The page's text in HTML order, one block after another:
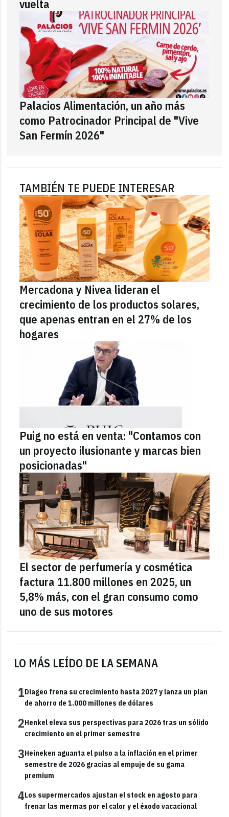
LO MÁS LEÍDO DE LA SEMANA
1Diageo frena su crecimiento hasta 2027 y lanza un plan
de ahorro de 1.000 millones de dólares
2Henkel eleva sus perspectivas para 2026 tras un sólido
crecimiento en el primer semestre
3Heineken aguanta el pulso a la inflación en el primer
semestre de 2026 gracias al empuje de su gama
premium
4Los supermercados ajustan el stock en agosto para
frenar las mermas por el calor y el éxodo vacacional
vuelta
Palacios Alimentación, un año más
como Patrocinador Principal de "Vive
San Fermín 2026"
TAMBIÉN TE PUEDE INTERESAR
Mercadona y Nivea lideran el
crecimiento de los productos solares,
que apenas entran en el 27% de los
hogares
Puig no está en venta: "Contamos con
un proyecto ilusionante y marcas bien
posicionadas"
El sector de perfumería y cosmética
factura 11.800 millones en 2025, un
5,8% más, con el gran consumo como
uno de sus motores